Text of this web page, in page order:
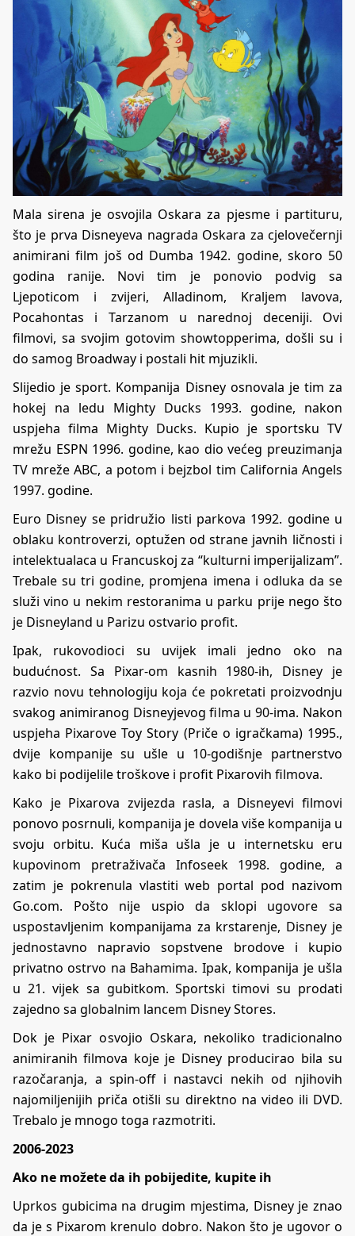
Mala sirena je osvojila Oskara za pjesme i partituru,
što je prva Disneyeva nagrada Oskara za cjelovečernji
animirani film još od Dumba 1942. godine, skoro 50
godina ranije. Novi tim je ponovio podvig sa
Ljepoticom i zvijeri, Alladinom, Kraljem lavova,
Pocahontas i Tarzanom u narednoj deceniji. Ovi
filmovi, sa svojim gotovim showtopperima, došli su i
do samog Broadway i postali hit mjuzikli.
Slijedio je sport. Kompanija Disney osnovala je tim za
hokej na ledu Mighty Ducks 1993. godine, nakon
uspjeha filma Mighty Ducks. Kupio je sportsku TV
mrežu ESPN 1996. godine, kao dio većeg preuzimanja
TV mreže ABC, a potom i bejzbol tim California Angels
1997. godine.
Euro Disney se pridružio listi parkova 1992. godine u
oblaku kontroverzi, optužen od strane javnih ličnosti i
intelektualaca u Francuskoj za “kulturni imperijalizam”.
Trebale su tri godine, promjena imena i odluka da se
služi vino u nekim restoranima u parku prije nego što
je Disneyland u Parizu ostvario profit.
Ipak, rukovodioci su uvijek imali jedno oko na
budućnost. Sa Pixar-om kasnih 1980-ih, Disney je
razvio novu tehnologiju koja će pokretati proizvodnju
svakog animiranog Disneyjevog filma u 90-ima. Nakon
uspjeha Pixarove Toy Story (Priče o igračkama) 1995.,
dvije kompanije su ušle u 10-godišnje partnerstvo
kako bi podijelile troškove i profit Pixarovih filmova.
Kako je Pixarova zvijezda rasla, a Disneyevi filmovi
ponovo posrnuli, kompanija je dovela više kompanija u
svoju orbitu. Kuća miša ušla je u internetsku eru
kupovinom pretraživača Infoseek 1998. godine, a
zatim je pokrenula vlastiti web portal pod nazivom
Go.com. Pošto nije uspio da sklopi ugovore sa
uspostavljenim kompanijama za krstarenje, Disney je
jednostavno napravio sopstvene brodove i kupio
privatno ostrvo na Bahamima. Ipak, kompanija je ušla
u 21. vijek sa gubitkom. Sportski timovi su prodati
zajedno sa globalnim lancem Disney Stores.
Dok je Pixar osvojio Oskara, nekoliko tradicionalno
animiranih filmova koje je Disney producirao bila su
razočaranja, a spin-off i nastavci nekih od njihovih
najomiljenijih priča otišli su direktno na video ili DVD.
Trebalo je mnogo toga razmotriti.
2006-2023
Ako ne možete da ih pobijedite, kupite ih
Uprkos gubicima na drugim mjestima, Disney je znao
da je s Pixarom krenulo dobro. Nakon što je ugovor o